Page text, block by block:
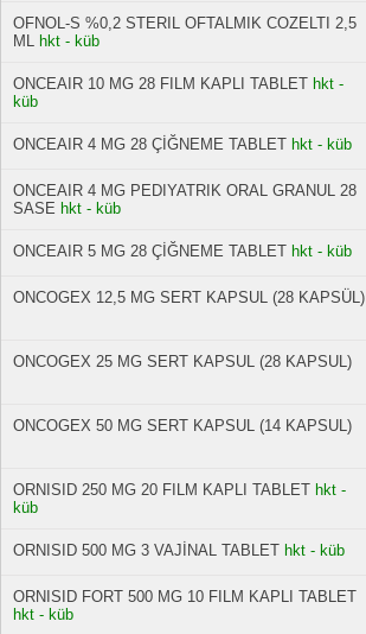
OFNOL-S %0,2 STERIL OFTALMIK COZELTI 2,5
ML hkt - küb
ONCEAIR 10 MG 28 FILM KAPLI TABLET hkt -
küb
ONCEAIR 4 MG 28 ÇİĞNEME TABLET hkt - küb
ONCEAIR 4 MG PEDIYATRIK ORAL GRANUL 28
SASE hkt - küb
ONCEAIR 5 MG 28 ÇİĞNEME TABLET hkt - küb
ONCOGEX 12,5 MG SERT KAPSUL (28 KAPSÜL)
ONCOGEX 25 MG SERT KAPSUL (28 KAPSUL)
ONCOGEX 50 MG SERT KAPSUL (14 KAPSUL)
ORNISID 250 MG 20 FILM KAPLI TABLET hkt -
küb
ORNISID 500 MG 3 VAJİNAL TABLET hkt - küb
ORNISID FORT 500 MG 10 FILM KAPLI TABLET
hkt - küb